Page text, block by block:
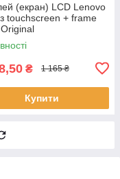
(екран) LCD Lenovo
touchscreen + frame
₴ 1 165 ₴
Купити